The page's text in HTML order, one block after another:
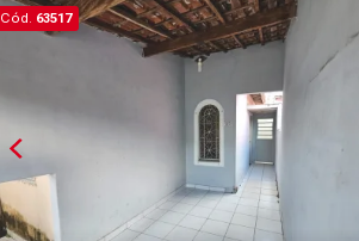
Cód. 63517